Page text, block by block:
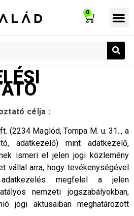
0
célja :
(2234 Maglód, Tompa M. u. 31.., a
adatkezelő) mint adatkezelő,
ismeri el jelen jogi közlemény
vállal arra, hogy tevékenységével
megfelel a jelen
nemzeti jogszabályokban,
jogi aktusaiban meghatározott